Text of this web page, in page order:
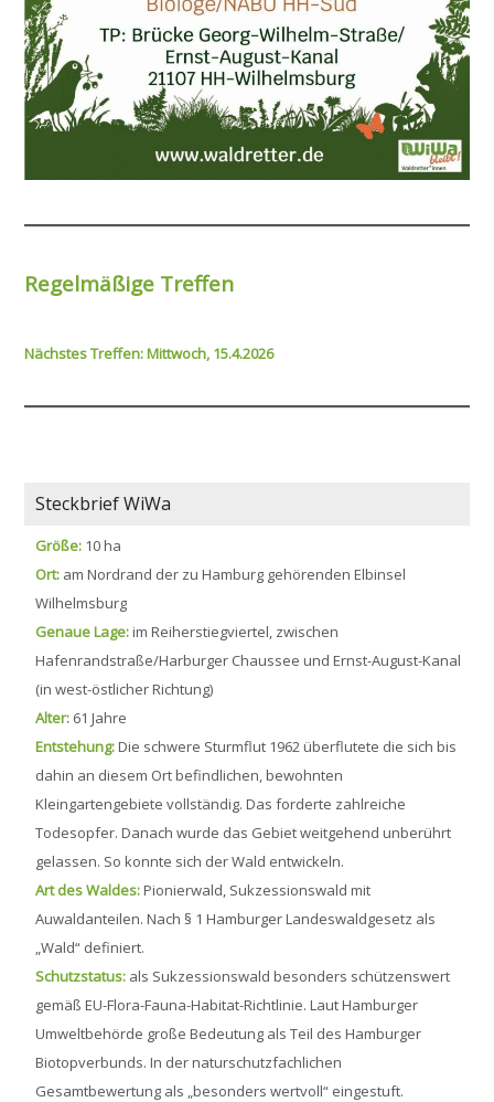
Regelmäßige Treffen
Nächstes Treffen: Mittwoch, 15.4.2026
Steckbrief WiWa
Größe: 10 ha
Ort: am Nordrand der zu Hamburg gehörenden Elbinsel
Wilhelmsburg
Genaue Lage:im Reiherstiegviertel, zwischen
Hafenrandstraße/Harburger Chaussee und Ernst-August-Kanal
(in west-östlicher Richtung)
Alter: 61 Jahre
Entstehung:Die schwere Sturmflut 1962 überflutete die sich bis
dahin an diesem Ort befindlichen, bewohnten
Kleingartengebiete vollständig. Das forderte zahlreiche
Todesopfer. Danach wurde das Gebiet weitgehend unberührt
gelassen. So konnte sich der Wald entwickeln.
Art des Waldes:Pionierwald, Sukzessionswald mit
Auwaldanteilen. Nach § 1 Hamburger Landeswaldgesetz als
„Wald“ definiert.
Schutzstatus: als Sukzessionswald besonders schützenswert
gemäß EU-Flora-Fauna-Habitat-Richtlinie. Laut Hamburger
Umweltbehörde große Bedeutung als Teil des Hamburger
Biotopverbunds. In der naturschutzfachlichen
Gesamtbewertung als „besonders wertvoll“ eingestuft.